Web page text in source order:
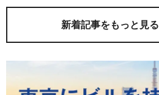
新着記事をもっと見る